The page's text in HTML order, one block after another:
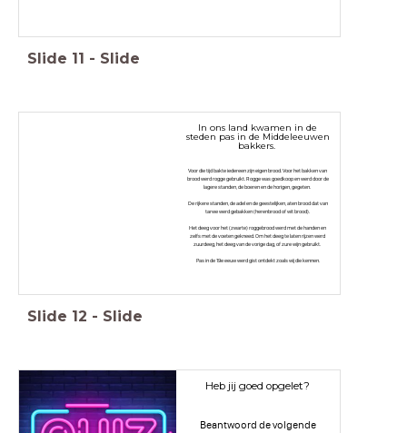
Slide 11 - Slide
In ons land kwamen in de
steden pas in de Middeleeuwen
bakkers.
Voor die tijd bakte iedereen zijn eigen brood. Voor het bakken van
brood werd rogge gebruikt. Rogge was goedkoop en werd door de
lagere standen, de boeren en de horigen, gegeten.
De rijkere standen, de adel en de geestelijken, aten brood dat van
tarwe werd gebakken (herenbrood of wit brood).
Het deeg voor het (zwarte) roggebrood werd met de handen en
zelfs met de voeten gekneed. Om het deeg te laten rijzen werd
zuurdeeg, het deeg van de vorige dag, of zure wijn gebruikt.
Pas in de 19e eeuw werd gist ontdekt zoals wij die kennen.
Slide 12 - Slide
Heb jij goed opgelet?
Beantwoord de volgende